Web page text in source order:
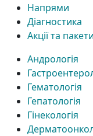
Напрями
Діагностика
Акції та
Андрологія
Гематологія
Гепатологія
Гінекологія